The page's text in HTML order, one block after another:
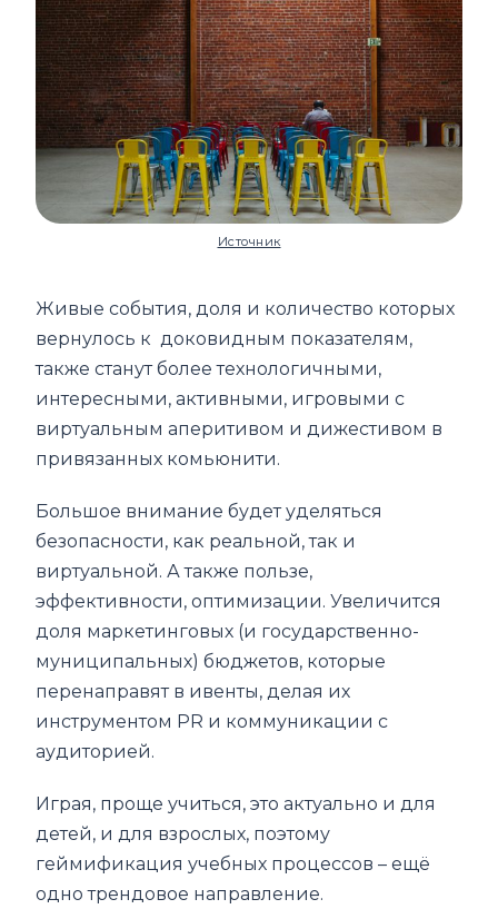
Источник
Живые события, доля и количество которых
вернулось к доковидным показателям,
также станут более технологичными,
интересными, активными, игровыми с
виртуальным аперитивом и дижестивом в
привязанных комьюнити.
Большое внимание будет уделяться
безопасности, как реальной, так и
виртуальной. А также пользе,
эффективности, оптимизации. Увеличится
доля маркетинговых (и государственно-
муниципальных) бюджетов, которые
перенаправят в ивенты, делая их
инструментом PR и коммуникации с
аудиторией.
Играя, проще учиться, это актуально и для
детей, и для взрослых, поэтому
геймификация учебных процессов – ещё
одно трендовое направление.